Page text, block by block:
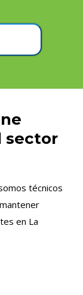
sector
técnicos
en La